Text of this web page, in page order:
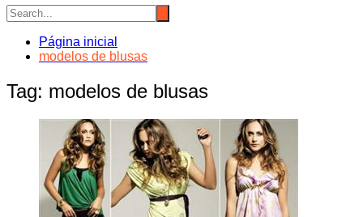
Página inicial
modelos de blusas
Tag: modelos de blusas